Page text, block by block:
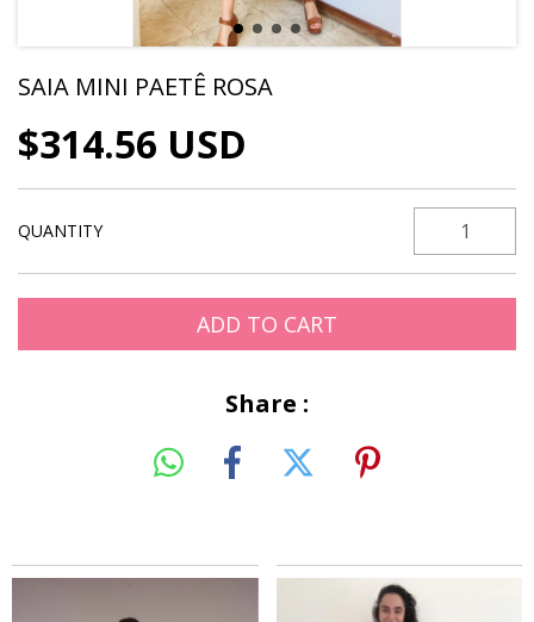
SAIA MINI PAETÊ ROSA
$314.56 USD
QUANTITY
Share :